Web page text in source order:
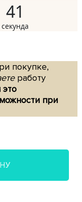
40
покупке,
работу
это
при